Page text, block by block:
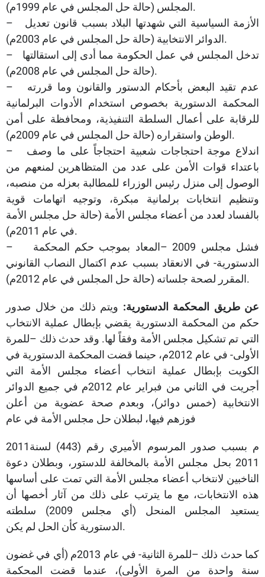
المجلس (حالة حل المجلس في عام 1999م).
– الأزمة السياسية التي شهدتها البلاد بسبب قانون تعديل
الدوائر الانتخابية (حالة حل المجلس في عام 2003م).
– تدخل المجلس في عمل الحكومة مما أدى إلى استقالتها
(حالة حل المجلس في عام 2008م).
– عدم تقيد البعض بأحكام الدستور والقانون وما قررته
المحكمة الدستورية بخصوص استخدام الأدوات البرلمانية
للرقابة على أعمال السلطة التنفيذية، ومحافظة على أمن
الوطن واستقراره (حالة حل المجلس في عام 2009م).
– اندلاع موجة احتجاجات شعبية احتجاجاً على ما وصف
باعتداء قوات الأمن على عدد من المتظاهرين لمنعهم من
الوصول إلى منزل رئيس الوزراء للمطالبة بعزله من منصبه،
وتنظيم انتخابات برلمانية مبكرة، وتوجيه اتهامات قوية
بالفساد لعدد من أعضاء مجلس الأمة (حالة حل مجلس الأمة
في عام 2011م).
– فشل مجلس 2009 –المعاد بموجب حكم المحكمة
الدستورية- في الانعقاد بسبب عدم اكتمال النصاب القانوني
المقرر لصحة جلساته (حالة حل المجلس في عام 2012م).
عن طريق المحكمة الدستورية: ويتم ذلك من خلال صدور
حكم من المحكمة الدستورية يقضي بإبطال عملية الانتخاب
التي تم تشكيل مجلس الأمة وفقاً لها. وقد حدث ذلك –للمرة
الأولى- في عام 2012م، حينما قضت المحكمة الدستورية في
الكويت بإبطال عملية انتخاب أعضاء مجلس الأمة التي
أجريت في الثاني من فبراير عام 2012م في جميع الدوائر
الانتخابية (خمس دوائر)، وبعدم صحة عضوية من أعلن
فوزهم فيها، لبطلان حل مجلس الأمة في عام
2011م بسبب صدور المرسوم الأميري رقم (443) لسنة
2011 بحل مجلس الأمة بالمخالفة للدستور، وبطلان دعوة
الناخبين لانتخاب أعضاء مجلس الأمة التي تمت على أساسها
هذه الانتخابات، مع ما يترتب على ذلك من آثار أخصها أن
يستعيد المجلس المنحل (أي مجلس 2009) سلطته
الدستورية كأن الحل لم يكن.
كما حدث ذلك –للمرة الثانية- في عام 2013م (أي في غضون
سنة واحدة من المرة الأولى)، عندما قضت المحكمة